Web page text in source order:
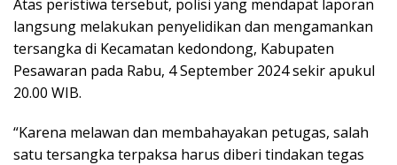
Atas peristiwa tersebut, polisi yang mendapat laporan
langsung melakukan penyelidikan dan mengamankan
tersangka di Kecamatan kedondong, Kabupaten
Pesawaran pada Rabu, 4 September 2024 sekir apukul
20.00 WIB.
“Karena melawan dan membahayakan petugas, salah
satu tersangka terpaksa harus diberi tindakan tegas